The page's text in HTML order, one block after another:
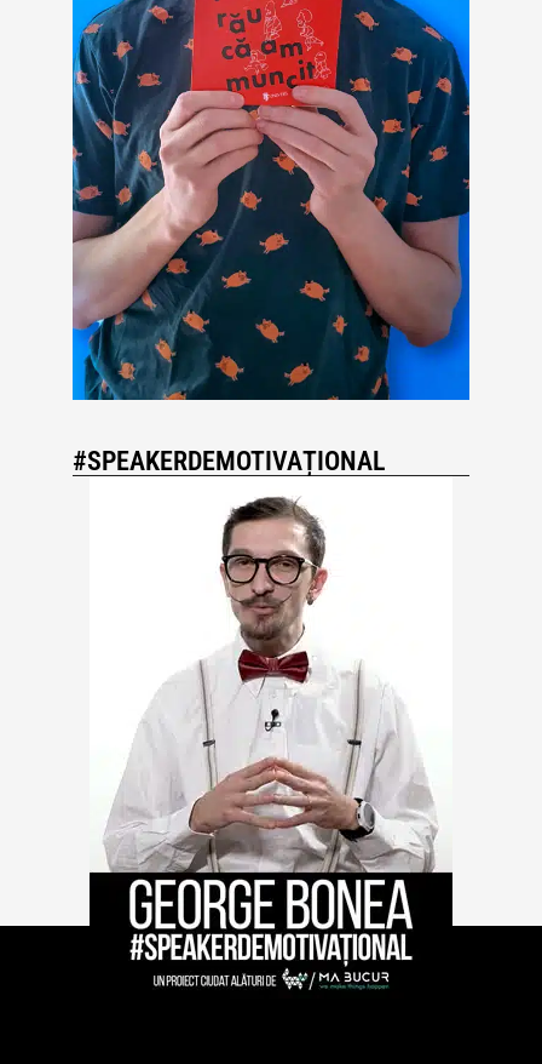
#SPEAKERDEMOTIVAȚIONAL